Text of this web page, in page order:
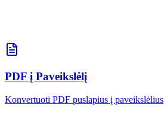
PDF į Paveikslėlį
Konvertuoti PDF puslapius į paveikslėlius